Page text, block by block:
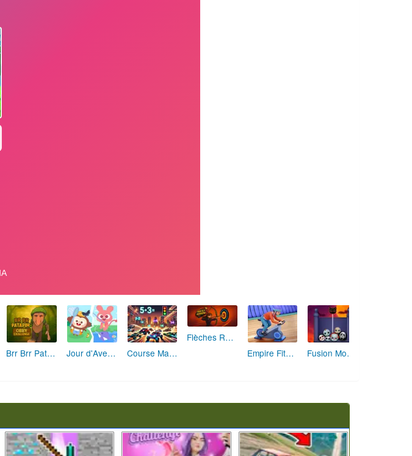
Brr Brr Patapim: Le Défi Parkour Délirant Jour d'Aventure: Puzzles en Plein Air Course Mathématique: La Vitesse par les Chiffres
Flèches Rusées 2 : Visez Juste et Défiez la Rotation!
Empire Fitness - Simulateur de Salle de Sport
Fusion Monstrueuse d'Halloween